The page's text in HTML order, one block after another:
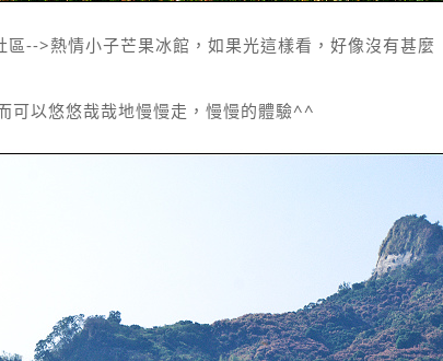
-->熱情小子芒果冰館，如果光這樣看，好像沒有甚麼
可以悠悠哉哉地慢慢走，慢慢的體驗^^